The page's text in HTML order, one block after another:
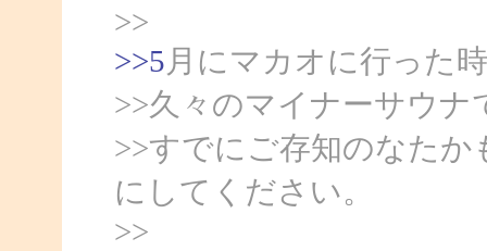
>>
>>5 月にマカオに行った
>>久々のマイナーサウナ
>>すでにご存知のなた
にしてください。
>>